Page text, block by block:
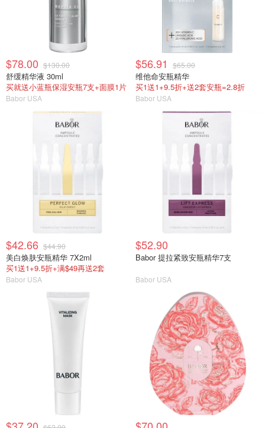
$78.00 $130.00
舒缓精华液 30ml
买就送小蓝瓶保湿安瓶7支+面膜1片
Babor USA
$56.91 $65.00
维他命安瓶精华
买1送1+9.5折+送2套安瓶=2.8折
Babor USA
$42.66 $44.90
美白焕肤安瓶精华 7X2ml
买1送1+9.5折+满$49再送2套
Babor USA
$52.90
Babor 提拉紧致安瓶精华7支
Babor USA